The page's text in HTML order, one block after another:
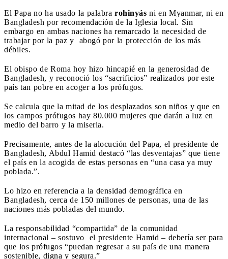
El Papa no ha usado la palabra rohinyás ni en Myanmar, ni en
Bangladesh por recomendación de la Iglesia local. Sin
embargo en ambas naciones ha remarcado la necesidad de
trabajar por la paz y abogó por la protección de los más
débiles.
El obispo de Roma hoy hizo hincapié en la generosidad de
Bangladesh, y reconoció los “sacrificios” realizados por este
país tan pobre en acoger a los prófugos.
Se calcula que la mitad de los desplazados son niños y que en
los campos prófugos hay 80.000 mujeres que darán a luz en
medio del barro y la miseria.
Precisamente, antes de la alocución del Papa, el presidente de
Bangladesh, Abdul Hamid destacó “las desventajas” que tiene
el país en la acogida de estas personas en “una casa ya muy
poblada.”.
Lo hizo en referencia a la densidad demográfica en
Bangladesh, cerca de 150 millones de personas, una de las
naciones más pobladas del mundo.
La responsabilidad “compartida” de la comunidad
internacional – sostuvo el presidente Hamid – debería ser para
que los prófugos “puedan regresar a su país de una manera
sostenible, digna y segura.”